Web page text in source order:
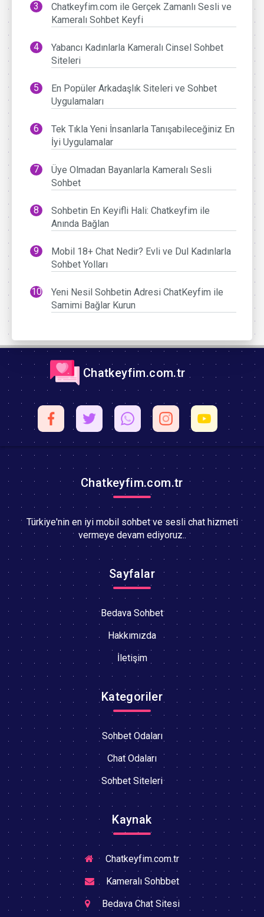
Chatkeyfim.com ile Gerçek Zamanlı Sesli ve
Kameralı Sohbet Keyfi
Yabancı Kadınlarla Kameralı Cinsel Sohbet
Siteleri
En Popüler Arkadaşlık Siteleri ve Sohbet
Uygulamaları
Tek Tıkla Yeni İnsanlarla Tanışabileceğiniz En
İyi Uygulamalar
Üye Olmadan Bayanlarla Kameralı Sesli
Sohbet
Sohbetin En Keyifli Hali: Chatkeyfim ile
Anında Bağlan
Mobil 18+ Chat Nedir? Evli ve Dul Kadınlarla
Sohbet Yolları
Yeni Nesil Sohbetin Adresi ChatKeyfim ile
Samimi Bağlar Kurun
Chatkeyfim.com.tr
Chatkeyfim.com.tr
Türkiye'nin en iyi mobil sohbet ve sesli chat hizmeti
vermeye devam ediyoruz..
Sayfalar
Bedava Sohbet
Hakkımızda
İletişim
Kategoriler
Sohbet Odaları
Chat Odaları
Sohbet Siteleri
Kaynak
Chatkeyfim.com.tr
Kameralı Sohbbet
Bedava Chat Sitesi